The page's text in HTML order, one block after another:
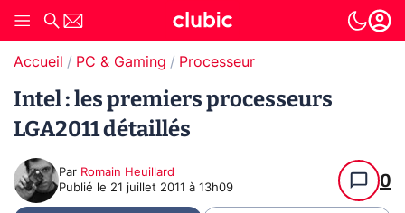
Accueil PC & Gaming Processeur
Intel : les premiers processeurs
LGA2011 détaillés
Par Romain Heuillard
Publié le 21 juillet 2011 à 13h09 0